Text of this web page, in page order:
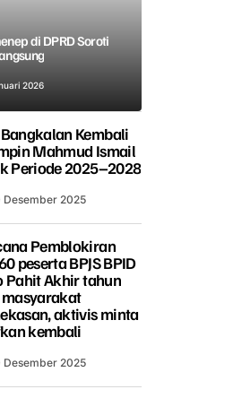
di DPRD Soroti
2026
Kembali
Mahmud Ismail
Periode 2025–2028
Desember 2025
Pemblokiran
peserta BPJS BPID
Pahit Akhir tahun
aktivis minta
kembali
Desember 2025